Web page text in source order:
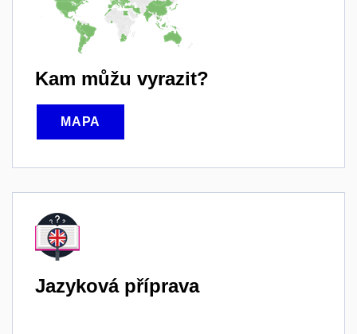
Kam můžu vyrazit?
MAPA
Jazyková příprava